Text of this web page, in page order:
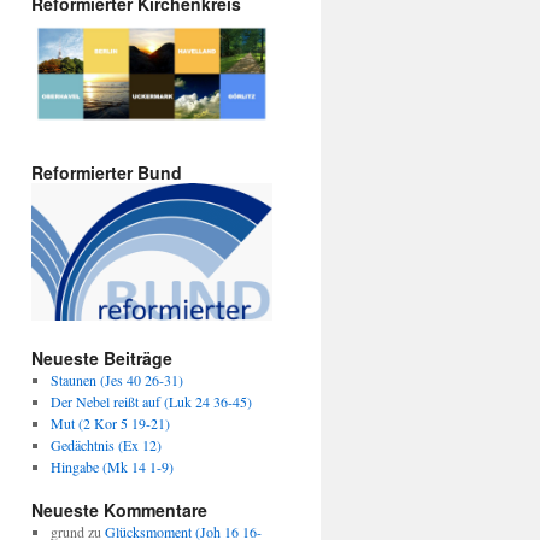
Reformierter Bund
Neueste Beiträge
Staunen (Jes 40 26-31)
Der Nebel reißt auf (Luk 24 36-45)
Mut (2 Kor 5 19-21)
Gedächtnis (Ex 12)
Hingabe (Mk 14 1-9)
Neueste Kommentare
grundzuGlücksmoment (Joh 16 16-